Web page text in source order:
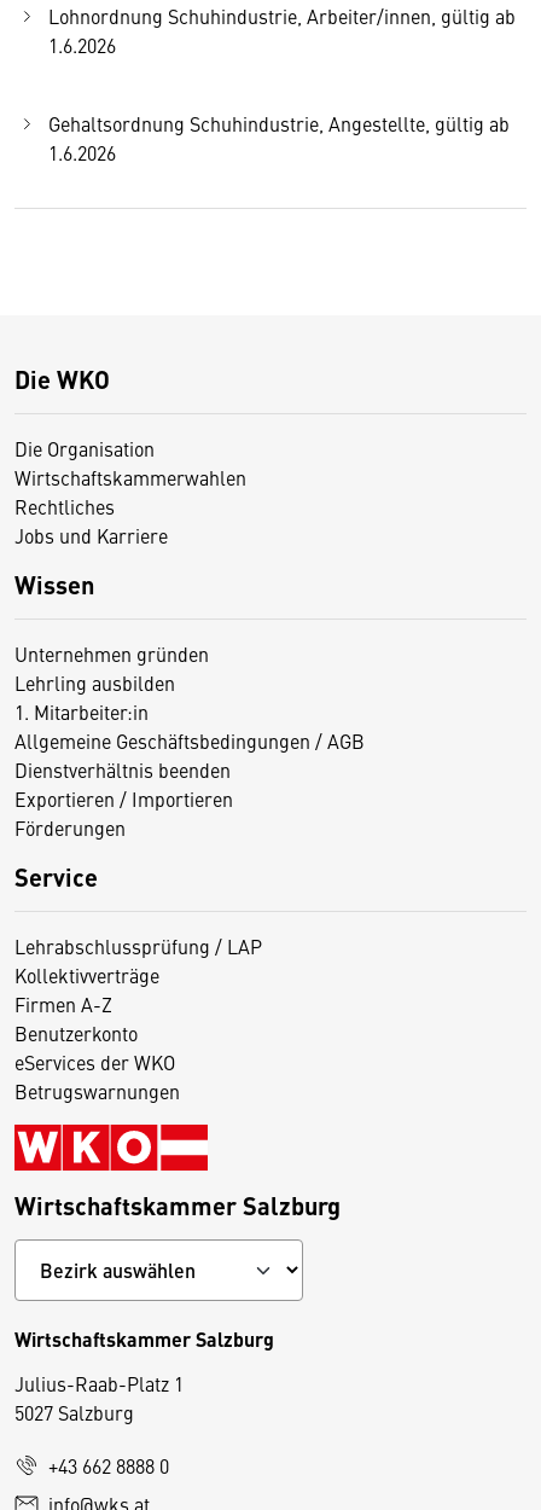
Lohnordnung Schuhindustrie, Arbeiter/innen, gültig ab
1.6.2026
Gehaltsordnung Schuhindustrie, Angestellte, gültig ab
1.6.2026
Die WKO
Die Organisation
Wirtschaftskammerwahlen
Rechtliches
Jobs und Karriere
Wissen
Unternehmen gründen
Lehrling ausbilden
1. Mitarbeiter:in
Allgemeine Geschäftsbedingungen / AGB
Dienstverhältnis beenden
Exportieren / Importieren
Förderungen
Service
Lehrabschlussprüfung / LAP
Kollektivverträge
Firmen A-Z
Benutzerkonto
eServices der WKO
Betrugswarnungen
Wirtschaftskammer Salzburg
Wirtschaftskammer Salzburg
Julius-Raab-Platz 1
5027 Salzburg
+43 662 8888 0
info@wks.at
D